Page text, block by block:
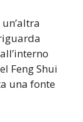
Feng Shui
una fonte